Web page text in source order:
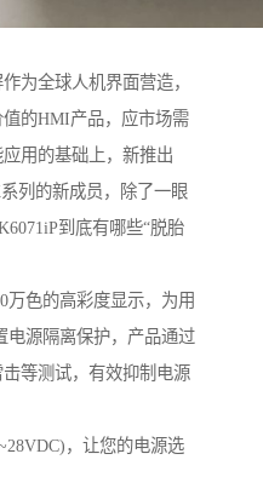
为全球人机界面营造，
的HMI产品，应市场需
用的基础上，新推出
列的新成员，除了一眼
到底有哪些“脱胎
万色的高彩度显示，为用
电源隔离保护，产品通过
等测试，有效抑制电源
，让您的电源选